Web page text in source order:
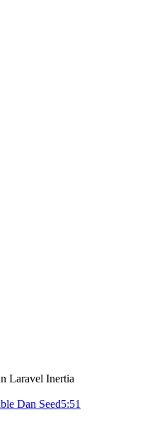
Laravel Inertia
Dan Seed5:51